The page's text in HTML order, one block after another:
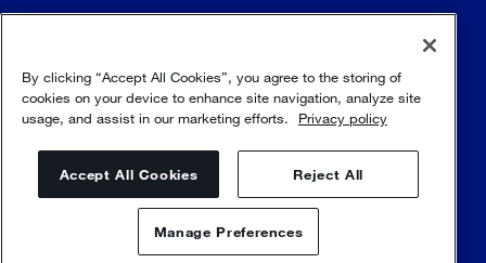
Cookie-Einstellungen (EN)
Seitenübersicht
© Sulzer Ltd 1996 - 2025
By clicking “Accept All Cookies”, you agree to the storing of
cookies on your device to enhance site navigation, analyze site
usage, and assist in our marketing efforts.
Privacy policy
Accept All Cookies Reject All
Manage Preferences